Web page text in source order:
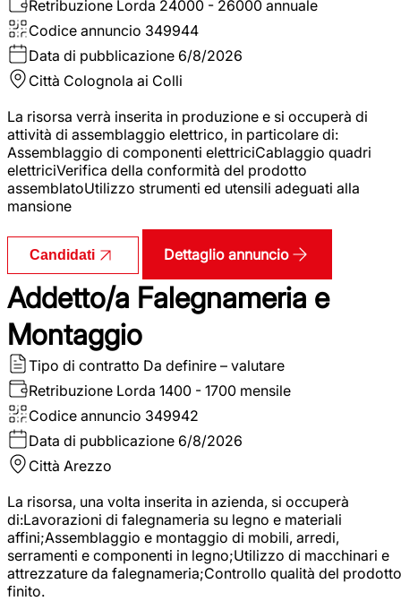
Retribuzione Lorda 24000 - 26000 annuale
Codice annuncio 349944
Data di pubblicazione 6/8/2026
Città Colognola ai Colli
La risorsa verrà inserita in produzione e si occuperà di
attività di assemblaggio elettrico, in particolare di:
Assemblaggio di componenti elettriciCablaggio quadri
elettriciVerifica della conformità del prodotto
assemblatoUtilizzo strumenti ed utensili adeguati alla
mansione
Candidati Dettaglio annuncio
Addetto/a Falegnameria e
Montaggio
Tipo di contratto Da definire – valutare
Retribuzione Lorda 1400 - 1700 mensile
Codice annuncio 349942
Data di pubblicazione 6/8/2026
Città Arezzo
La risorsa, una volta inserita in azienda, si occuperà
di:Lavorazioni di falegnameria su legno e materiali
affini;Assemblaggio e montaggio di mobili, arredi,
serramenti e componenti in legno;Utilizzo di macchinari e
attrezzature da falegnameria;Controllo qualità del prodotto
finito.